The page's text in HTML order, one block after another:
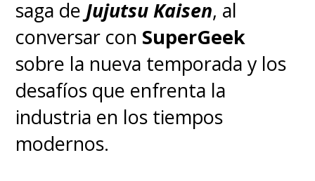
saga de Jujutsu Kaisen, al
conversar con SuperGeek
sobre la nueva temporada y los
desafíos que enfrenta la
industria en los tiempos
modernos.